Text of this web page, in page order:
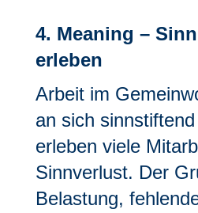
4. Meaning –
erleben
Arbeit im
an sich
erleben viele
Sinnverlust. Der
Belastung,